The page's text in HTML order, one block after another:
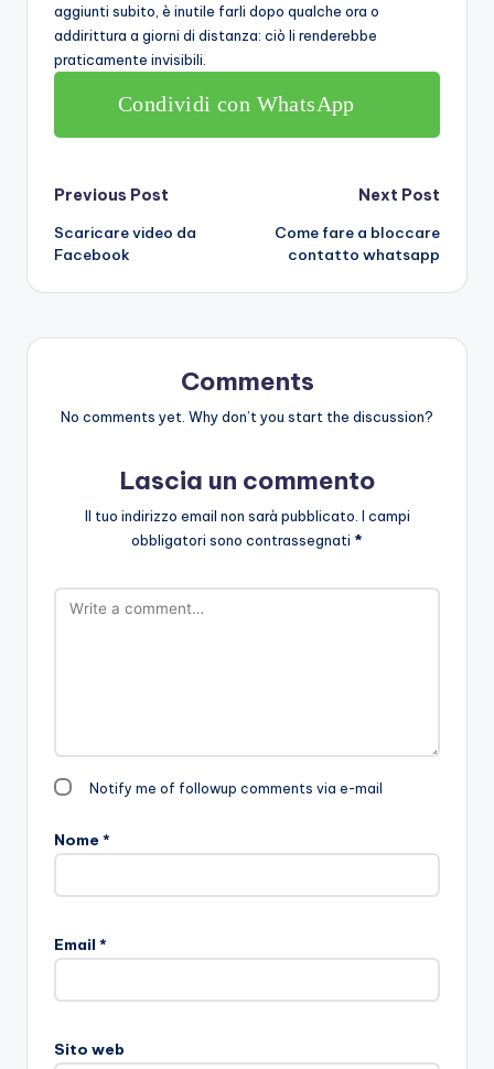
aggiunti subito, è inutile farli dopo qualche ora o
addirittura a giorni di distanza: ciò li renderebbe
praticamente invisibili.
Condividi con WhatsApp
Post
navigation
Previous Post
Scaricare video da
Facebook
Next Post
Come fare a bloccare
contatto whatsapp
Comments
No comments yet. Why don’t you start the discussion?
Lascia un commento
Il tuo indirizzo email non sarà pubblicato. I campi
obbligatori sono contrassegnati *
Notify me of followup comments via e-mail
Nome *
Email *
Sito web